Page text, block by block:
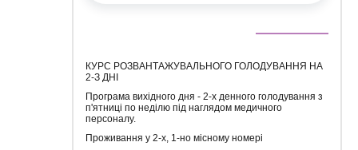
КУРС РОЗВАНТАЖУВАЛЬНОГО ГОЛОДУВАННЯ НА
2-З ДНІ
Програма вихідного дня - 2-х денного голодування з
п'ятниці по неділю під наглядом медичного
персоналу.
Проживання у 2-х, 1-но місному номері